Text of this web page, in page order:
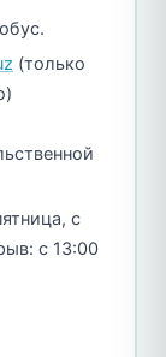
(только
с
с 13:00